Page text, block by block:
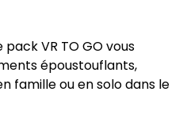
VR TO GO vous
époustouflants,
famille ou en solo dans le